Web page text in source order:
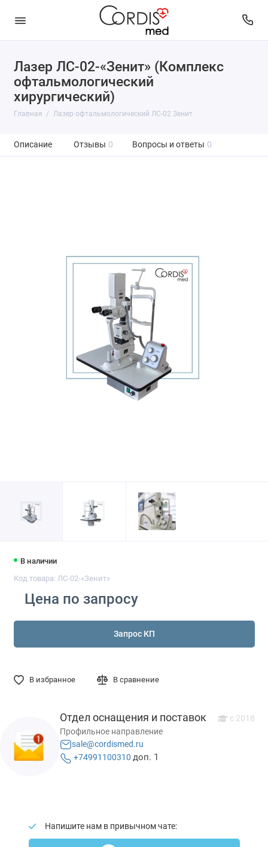
Лазер ЛС-02-«Зенит» (Комплекс
офтальмологический
хирургический)
Главная Лазер офтальмологический ЛС-02 Зенит
Описание Отзывы 0 Вопросы и ответы 0
В наличии
Код товара: ЛС-02-«Зенит»
Цена по запросу
Запрос КП
В избранное В сравнение
Отдел оснащения и поставок с 2018
Профильное направление
sale@cordismed.ru
+74991100310 доп. 1
Напишите нам в привычном чате: